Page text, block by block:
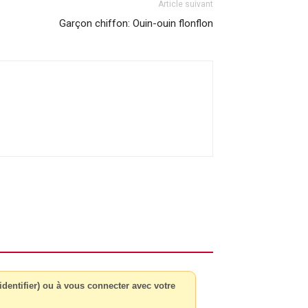
Article suivant
Garçon chiffon: Ouin-ouin flonflon
ou à vous connecter avec votre